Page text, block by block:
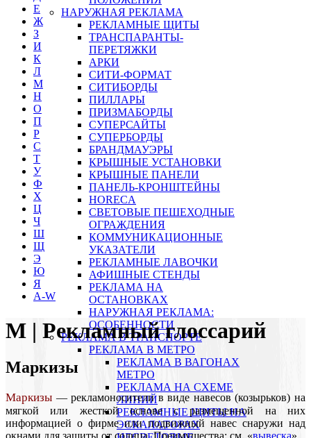
НАРУЖНАЯ РЕКЛАМА
РЕКЛАМНЫЕ ЩИТЫ
ТРАНСПАРАНТЫ-
ПЕРЕТЯЖКИ
АРКИ
СИТИ-ФОРМАТ
СИТИБОРДЫ
ПИЛЛАРЫ
ПРИЗМАБОРДЫ
СУПЕРСАЙТЫ
СУПЕРБОРДЫ
БРАНДМАУЭРЫ
КРЫШНЫЕ УСТАНОВКИ
КРЫШНЫЕ ПАНЕЛИ
ПАНЕЛЬ-КРОНШТЕЙНЫ
HORECA
СВЕТОВЫЕ ПЕШЕХОДНЫЕ
ОГРАЖДЕНИЯ
КОММУНИКАЦИОННЫЕ
УКАЗАТЕЛИ
РЕКЛАМНЫЕ ЛАВОЧКИ
АФИШНЫЕ СТЕНДЫ
РЕКЛАМА НА
ОСТАНОВКАХ
НАРУЖНАЯ РЕКЛАМА:
ОСОБЕННОСТИ
РЕКЛАМА В ТРАНСПОРТЕ
РЕКЛАМА В МЕТРО
РЕКЛАМА В ВАГОНАХ
МЕТРО
РЕКЛАМА НА СХЕМЕ
ЛИНИЙ
РЕКЛАМНЫЕ ЩИТЫ НА
ЭСКАЛАТОРАХ
Е
Ж
З
И
К
Л
М
Н
О
П
Р
С
Т
У
Ф
Х
Ц
Ч
Ш
Щ
Э
Ю
Я
A-W
М | Рекламный глоссарий
Маркизы
Маркизы — рекламоносители в виде навесов (козырьков) на
мягкой или жесткой основе с размещенной на них
информацией о фирме или подвижный навес снаружи над